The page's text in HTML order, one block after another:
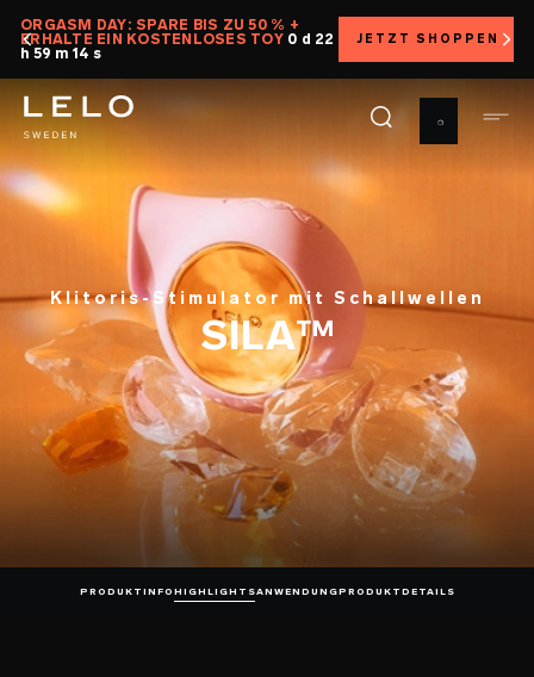
Direkt
zum
Inhalt
TESTE LELO RISIKOFREI MIT UNSERER 30-TAGE-
ZUFRIEDENHEITSGARANTIE
Klitoris-Stimulator mit Schallwellen
SILA™
PRODUKTINFO HIGHLIGHTSANWENDUNGPRODUKTDETAILS